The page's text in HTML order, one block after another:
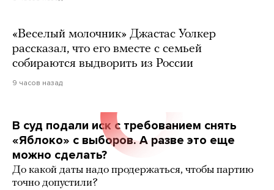
«Веселый молочник» Джастас Уолкер
рассказал, что его вместе с семьей
собираются выдворить из России
9 часов назад
В суд подали иск с требованием снять
«Яблоко» с выборов. А разве это еще
можно сделать?
До какой даты надо продержаться, чтобы партию
точно допустили?